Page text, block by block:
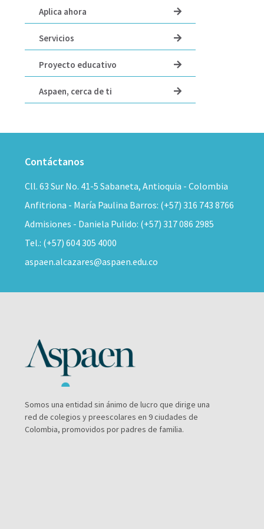
Aplica ahora
Servicios
Proyecto educativo
Aspaen, cerca de ti
Contáctanos
Cll. 63 Sur No. 41-5 Sabaneta, Antioquia - Colombia
Anfitriona - María Paulina Barros: (+57) 316 743 8766
Admisiones - Daniela Pulido: (+57) 317 086 2985
Tel.: (+57) 604 305 4000
aspaen.alcazares@aspaen.edu.co
Somos una entidad sin ánimo de lucro que dirige una
red de colegios y preescolares en 9 ciudades de
Colombia, promovidos por padres de familia.